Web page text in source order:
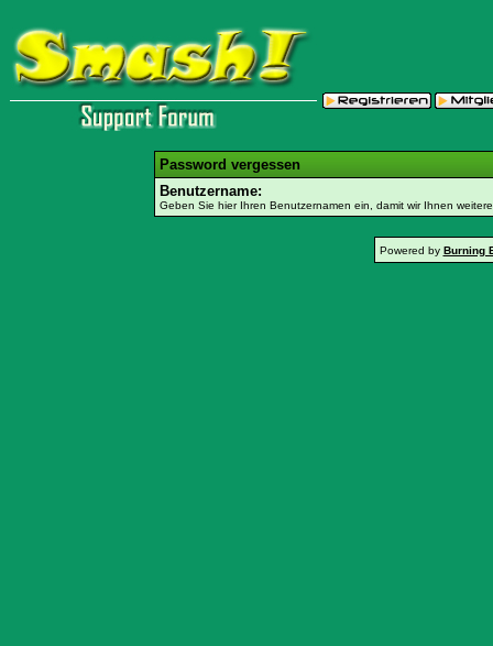
Password vergessen
Benutzername:
Geben Sie hier Ihren Benutzernamen ein, damit wir Ihnen
Powered by Burning